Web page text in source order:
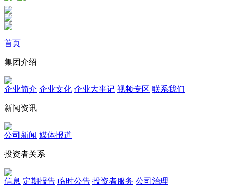
首页
集团介绍
企业简介 企业文化 企业⼤事记 视频专区 联系我们
新闻资讯
公司新闻 媒体报道
投资者关系
信息 定期报告 临时公告 投资者服务 公司治理